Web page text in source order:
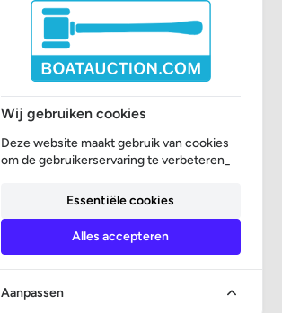
Wij gebruiken cookies
Deze website maakt gebruik van cookies
om de gebruikerservaring te verbeteren_
Essentiële cookies
Alles accepteren
Aanpassen